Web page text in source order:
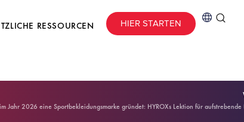
RESSOURCEN HIER STARTEN
Jahr 2026 eine Sportbekleidungsmarke gründet: HYROXs Lektion für aufstrebende